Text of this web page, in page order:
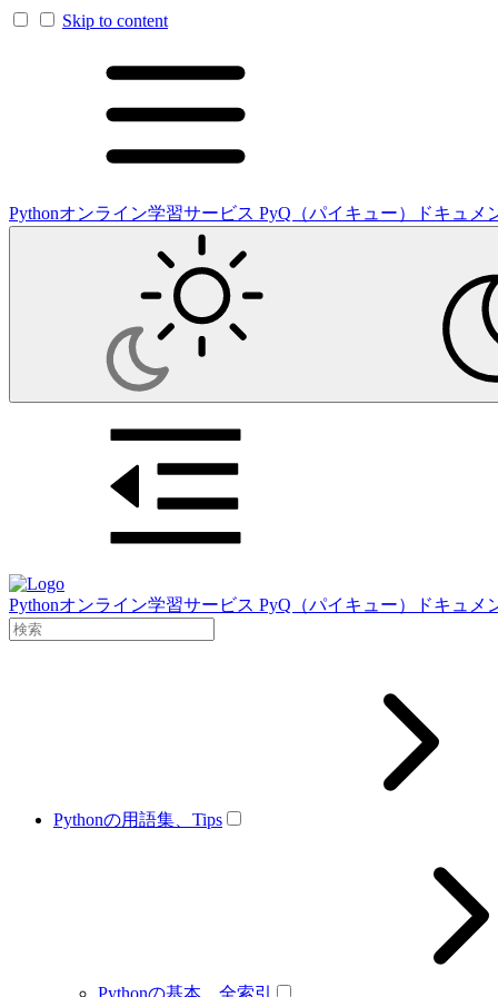
Skip to content
Pythonオンライン学習サービス PyQ（パイキュー）ドキュメ
Pythonオンライン学習サービス PyQ（パイキュー）ドキュメ
Pythonの用語集、Tips
Pythonの基本、全索引